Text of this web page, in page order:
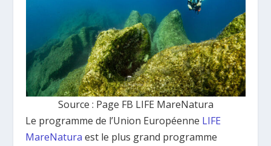
Source : Page FB LIFE MareNatura
Le programme de l’Union Européenne LIFE
MareNatura est le plus grand programme